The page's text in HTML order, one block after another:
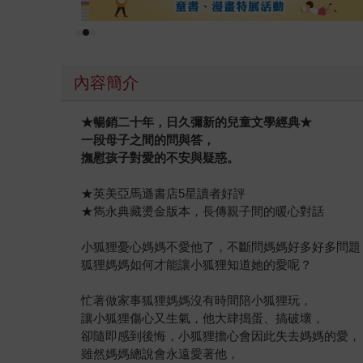
內容簡介
★暢銷二十年，日久彌新的兒童文學經典★
一段母子之間的問與答，
撫慰孩子對愛的不安與疑惑。
★英美亞馬遜書店5星讀者好評
★雋永典藏燙金版本，長傳親子間的暖心對話
小狐狸憂心媽媽不愛他了，不斷問媽媽好多好多問題
狐狸媽媽如何才能讓小狐狸知道她的愛呢？
忙著做家事狐狸媽媽沒有時間陪小狐狸玩，
讓小狐狸傷心又生氣，他大肆搗蛋、搞破壞，
卻隨即感到後悔，小狐狸擔心會因此失去媽媽的愛，
雖然媽媽總說會永遠愛著他，